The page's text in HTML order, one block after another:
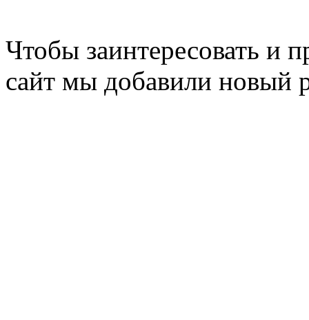
Чтобы заинтересовать и
сайт мы добавили новый